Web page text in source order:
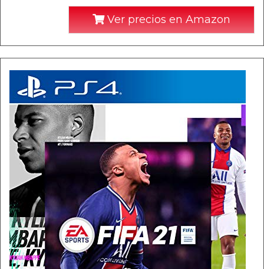
Ver precios en Amazon